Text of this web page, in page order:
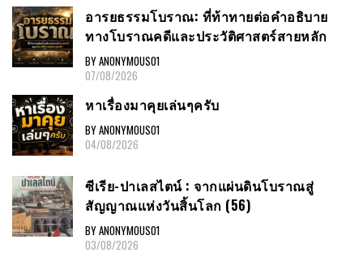
อารยธรรมโบราณ: ที่ท้าทายต่อคำอธิบาย
ทางโบราณคดีและประวัติศาสตร์สายหลัก
BY ANONYMOUS01
07/08/2026
หาเรื่องมาคุยเล่นๆครับ
BY ANONYMOUS01
04/08/2026
ซีเรีย-ปาเลสไตน์ : จากแผ่นดินโบราณสู่
สัญญาณแห่งวันสิ้นโลก (56)
BY ANONYMOUS01
03/08/2026